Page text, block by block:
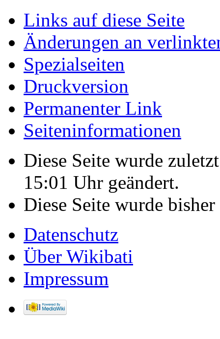
Links auf diese Seite
Änderungen an
Spezialseiten
Druckversion
Permanenter Link
Seiteninformationen
Diese Seite wurde
15:01 Uhr geändert.
Diese Seite wurde
Datenschutz
Über Wikibati
Impressum